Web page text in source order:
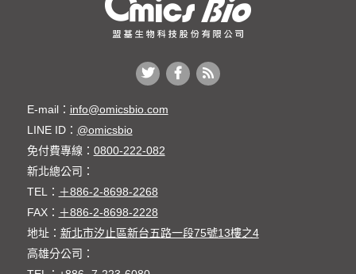
E-mail： info@omicsbio.com
LINE ID： @omicsbio
免付費專線： 0800-222-082
新北總公司：
TEL： ＋886-2-8698-2268
FAX： ＋886-2-8698-2228
地址： 新北市汐止區新台五路一段75號13樓之4
高雄分公司：